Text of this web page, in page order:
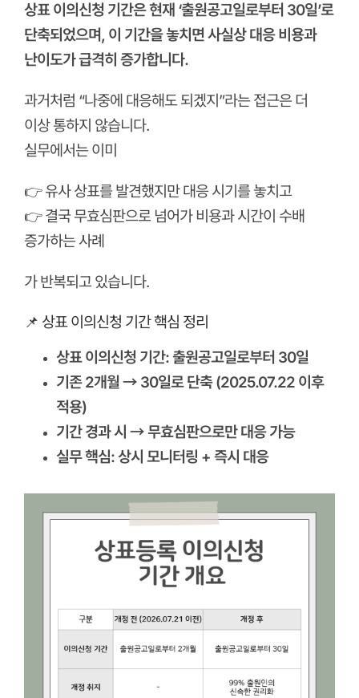
상표 이의신청 기간은 현재 ‘출원공고일로부터 30일’로
단축되었으며, 이 기간을 놓치면 사실상 대응 비용과
난이도가 급격히 증가합니다.
과거처럼 “나중에 대응해도 되겠지”라는 접근은 더
이상 통하지 않습니다.
실무에서는 이미
👉 유사 상표를 발견했지만 대응 시기를 놓치고
👉 결국 무효심판으로 넘어가 비용과 시간이 수배
증가하는 사례
가 반복되고 있습니다.
📌 상표 이의신청 기간 핵심 정리
상표 이의신청 기간: 출원공고일로부터 30일
기존 2개월 → 30일로 단축 (2025.07.22 이후
적용)
기간 경과 시 → 무효심판으로만 대응 가능
실무 핵심: 상시 모니터링 + 즉시 대응